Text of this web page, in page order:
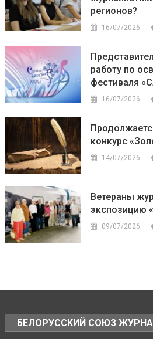
регионов?
16/07/2026
работу по
фестиваля
16/07/2026
конкурс
14/07/2026
Ветераны
экспозицию
09/07/2026
БЕЛОРУССКИЙ СОЮЗ